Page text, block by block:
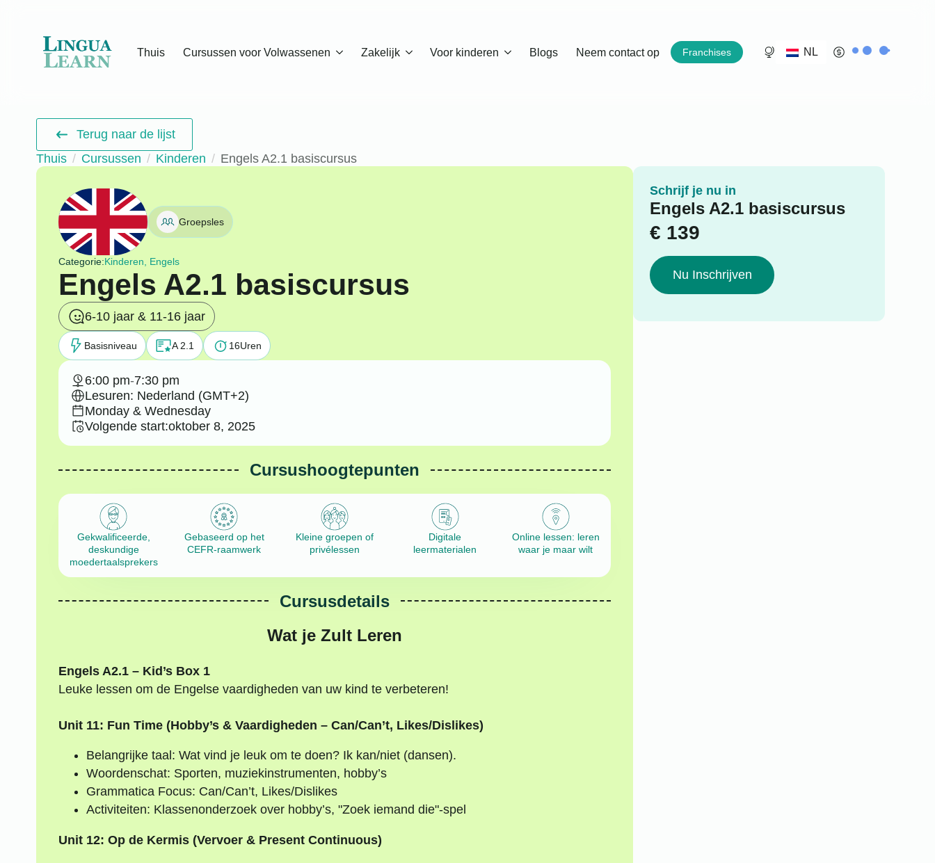
Thuis Cursussen voor Volwassenen Zakelijk Voor kinderen Blogs Neem contact op Franchises NL
Terug naar de lijst
Thuis
Cursussen Kinderen Engels A2.1 basiscursus
Groepsles
Categorie:Kinderen, Engels
Engels A2.1 basiscursus
6-10 jaar & 11-16 jaar
Basisniveau A 2.1 16Uren
6:00 pm-7:30 pm
Lesuren: Nederland (GMT+2)
Monday & Wednesday
Volgende start:oktober 8, 2025
Cursushoogtepunten
Gekwalificeerde,
deskundige
moedertaalsprekers
Gebaseerd op het
CEFR-raamwerk
Kleine groepen of
privélessen
Digitale
leermaterialen
Online lessen: leren
waar je maar wilt
Cursusdetails
Wat je Zult Leren
Engels A2.1 – Kid’s Box 1
Leuke lessen om de Engelse vaardigheden van uw kind te verbeteren!
Unit 11: Fun Time (Hobby’s & Vaardigheden – Can/Can’t, Likes/Dislikes)
Belangrijke taal: Wat vind je leuk om te doen? Ik kan/niet (dansen).
Woordenschat: Sporten, muziekinstrumenten, hobby’s
Grammatica Focus: Can/Can’t, Likes/Dislikes
Activiteiten: Klassenonderzoek over hobby’s, "Zoek iemand die"-spel
Unit 12: Op de Kermis (Vervoer & Present Continuous)
Schrijf je nu in
Engels A2.1 basiscursus
€ 139
Nu Inschrijven